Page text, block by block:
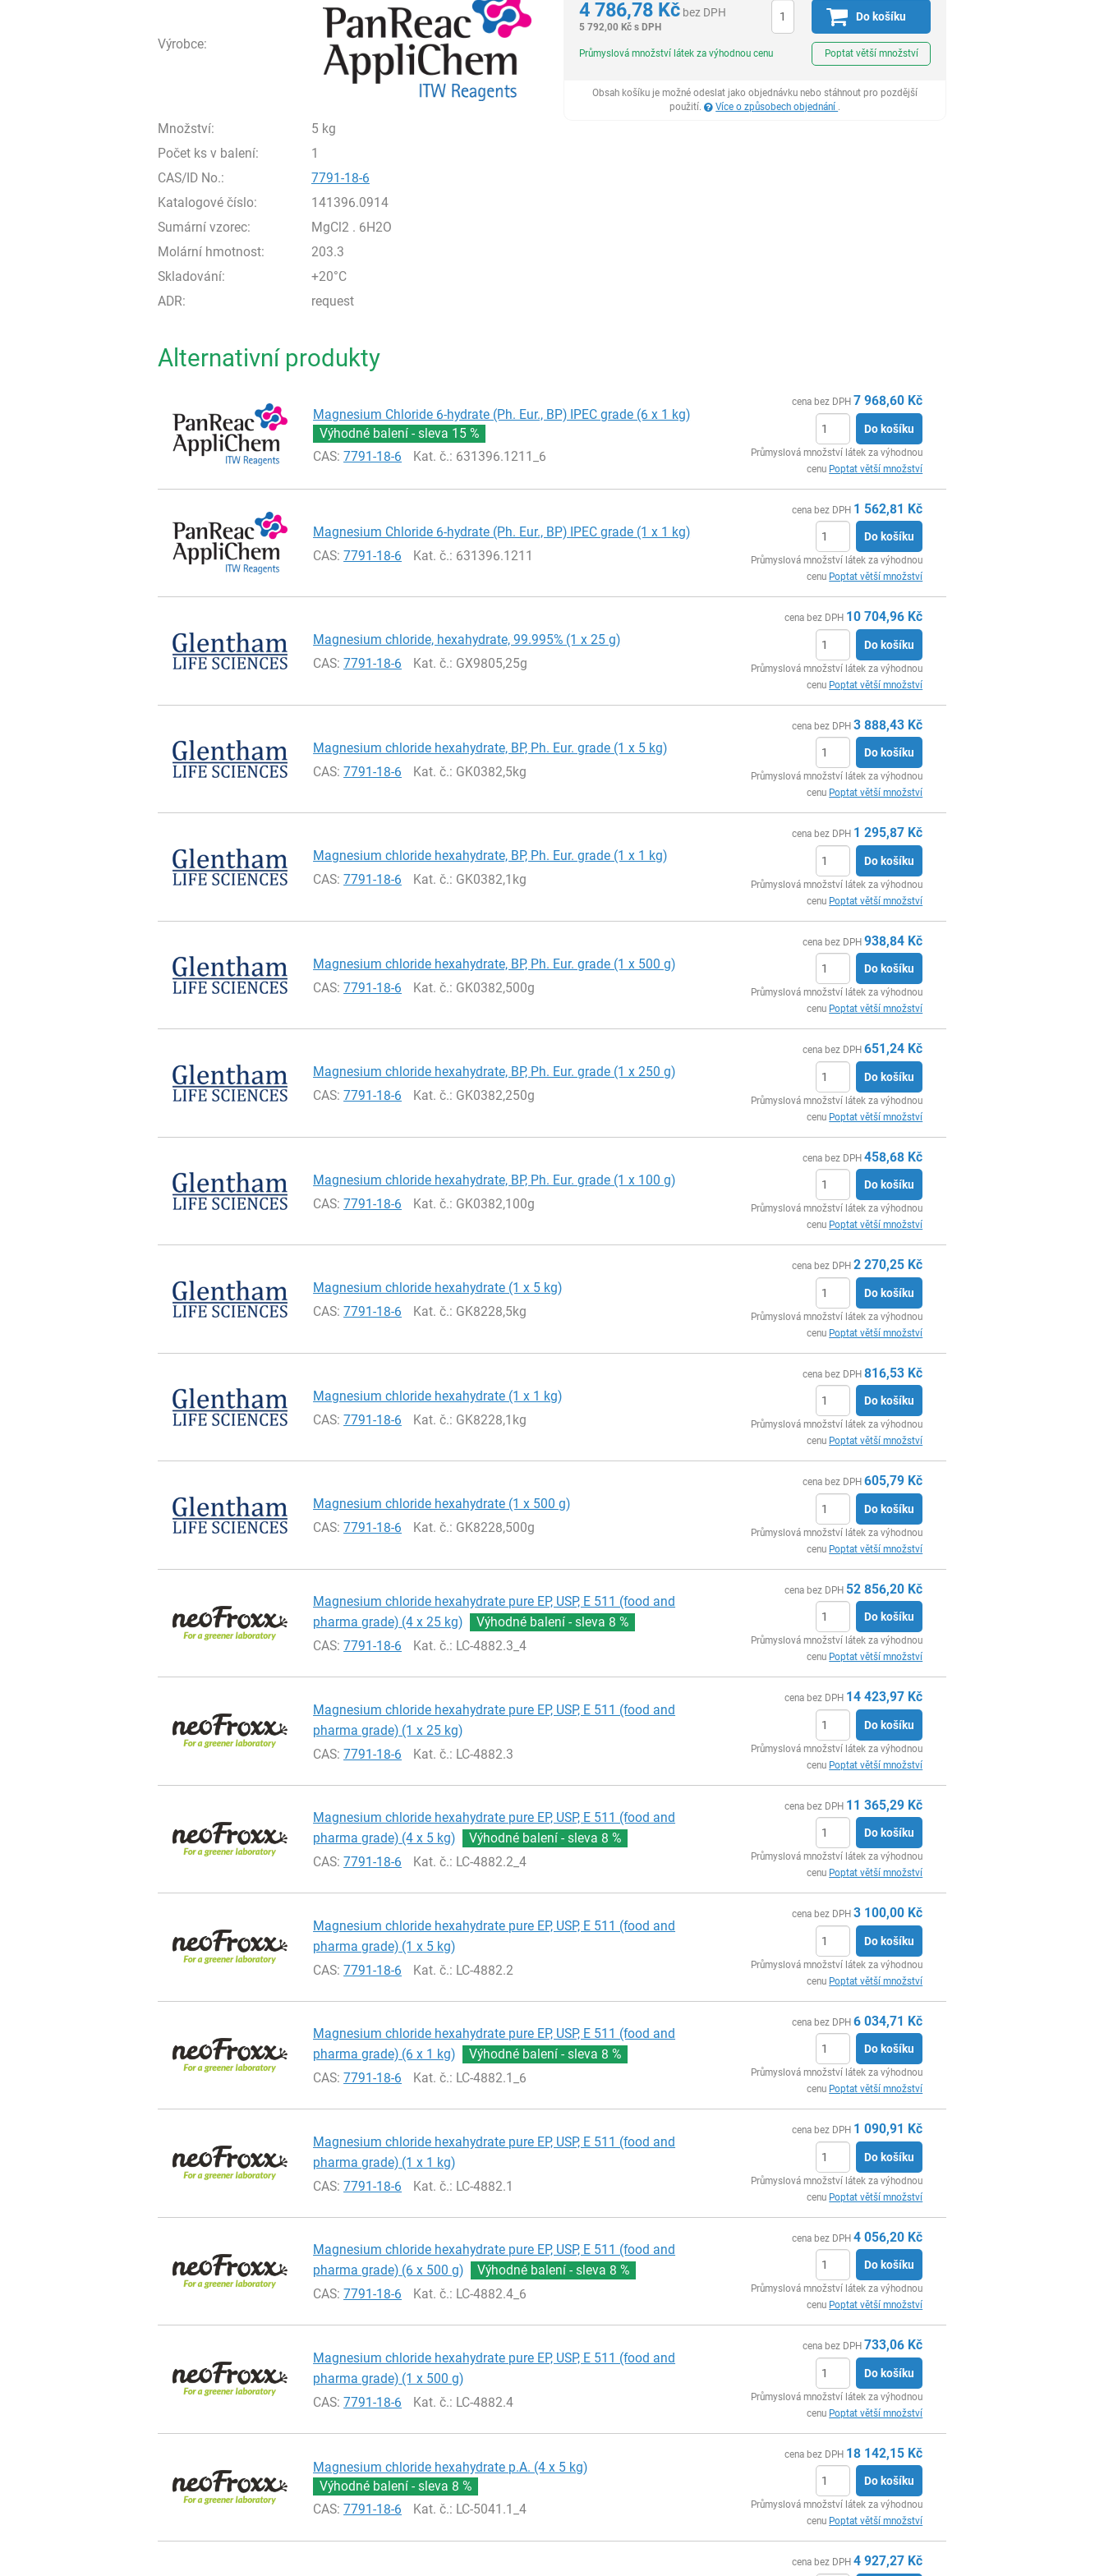
Výrobce:
Množství:
5 kg
Počet ks v balení:
1
CAS/ID No.:
7791-18-6
Katalogové číslo:
141396.0914
Sumární vzorec:
MgCl2 . 6H2O
Molární hmotnost:
203.3
Skladování:
+20°C
ADR:
request
4 786,78 Kč bez DPH
5 792,00 Kč s DPH
Do košíku
Průmyslová množství látek za výhodnou cenu Poptat větší množství
Obsah košíku je možné odeslat jako objednávku nebo stáhnout pro pozdější
použití.
Více o způsobech objednání .
Alternativní produkty
Magnesium Chloride 6-hydrate (Ph. Eur., BP) IPEC grade (6 x 1 kg)
Výhodné balení - sleva 15 %
CAS:7791-18-6 Kat. č.: 631396.1211_6
cena bez DPH 7 968,60 Kč
Do košíku
Průmyslová množství látek za výhodnou
cenu Poptat větší množství
Magnesium Chloride 6-hydrate (Ph. Eur., BP) IPEC grade (1 x 1 kg)
CAS:7791-18-6 Kat. č.: 631396.1211
cena bez DPH 1 562,81 Kč
Do košíku
Průmyslová množství látek za výhodnou
cenu Poptat větší množství
Magnesium chloride, hexahydrate, 99.995% (1 x 25 g)
CAS:7791-18-6 Kat. č.: GX9805,25g
cena bez DPH 10 704,96 Kč
Do košíku
Průmyslová množství látek za výhodnou
cenu Poptat větší množství
Magnesium chloride hexahydrate, BP, Ph. Eur. grade (1 x 5 kg)
CAS:7791-18-6 Kat. č.: GK0382,5kg
cena bez DPH 3 888,43 Kč
Do košíku
Průmyslová množství látek za výhodnou
cenu Poptat větší množství
Magnesium chloride hexahydrate, BP, Ph. Eur. grade (1 x 1 kg)
CAS:7791-18-6 Kat. č.: GK0382,1kg
cena bez DPH 1 295,87 Kč
Do košíku
Průmyslová množství látek za výhodnou
cenu Poptat větší množství
Magnesium chloride hexahydrate, BP, Ph. Eur. grade (1 x 500 g)
CAS:7791-18-6 Kat. č.: GK0382,500g
cena bez DPH 938,84 Kč
Do košíku
Průmyslová množství látek za výhodnou
cenu Poptat větší množství
Magnesium chloride hexahydrate, BP, Ph. Eur. grade (1 x 250 g)
CAS:7791-18-6 Kat. č.: GK0382,250g
cena bez DPH 651,24 Kč
Do košíku
Průmyslová množství látek za výhodnou
cenu Poptat větší množství
Magnesium chloride hexahydrate, BP, Ph. Eur. grade (1 x 100 g)
CAS:7791-18-6 Kat. č.: GK0382,100g
cena bez DPH 458,68 Kč
Do košíku
Průmyslová množství látek za výhodnou
cenu Poptat větší množství
Magnesium chloride hexahydrate (1 x 5 kg)
CAS:7791-18-6 Kat. č.: GK8228,5kg
cena bez DPH 2 270,25 Kč
Do košíku
Průmyslová množství látek za výhodnou
cenu Poptat větší množství
Magnesium chloride hexahydrate (1 x 1 kg)
CAS:7791-18-6 Kat. č.: GK8228,1kg
cena bez DPH 816,53 Kč
Do košíku
Průmyslová množství látek za výhodnou
cenu Poptat větší množství
Magnesium chloride hexahydrate (1 x 500 g)
CAS:7791-18-6 Kat. č.: GK8228,500g
cena bez DPH 605,79 Kč
Do košíku
Průmyslová množství látek za výhodnou
cenu Poptat větší množství
Magnesium chloride hexahydrate pure EP, USP, E 511 (food and
pharma grade) (4 x 25 kg)
Výhodné balení - sleva 8 %
CAS:7791-18-6 Kat. č.: LC-4882.3_4
cena bez DPH 52 856,20 Kč
Do košíku
Průmyslová množství látek za výhodnou
cenu Poptat větší množství
Magnesium chloride hexahydrate pure EP, USP, E 511 (food and
pharma grade) (1 x 25 kg)
CAS:7791-18-6 Kat. č.: LC-4882.3
cena bez DPH 14 423,97 Kč
Do košíku
Průmyslová množství látek za výhodnou
cenu Poptat větší množství
Magnesium chloride hexahydrate pure EP, USP, E 511 (food and
pharma grade) (4 x 5 kg)
Výhodné balení - sleva 8 %
CAS:7791-18-6 Kat. č.: LC-4882.2_4
cena bez DPH 11 365,29 Kč
Do košíku
Průmyslová množství látek za výhodnou
cenu Poptat větší množství
Magnesium chloride hexahydrate pure EP, USP, E 511 (food and
pharma grade) (1 x 5 kg)
CAS:7791-18-6 Kat. č.: LC-4882.2
cena bez DPH 3 100,00 Kč
Do košíku
Průmyslová množství látek za výhodnou
cenu Poptat větší množství
Magnesium chloride hexahydrate pure EP, USP, E 511 (food and
pharma grade) (6 x 1 kg)
Výhodné balení - sleva 8 %
CAS:7791-18-6 Kat. č.: LC-4882.1_6
cena bez DPH 6 034,71 Kč
Do košíku
Průmyslová množství látek za výhodnou
cenu Poptat větší množství
Magnesium chloride hexahydrate pure EP, USP, E 511 (food and
pharma grade) (1 x 1 kg)
CAS:7791-18-6 Kat. č.: LC-4882.1
cena bez DPH 1 090,91 Kč
Do košíku
Průmyslová množství látek za výhodnou
cenu Poptat větší množství
Magnesium chloride hexahydrate pure EP, USP, E 511 (food and
pharma grade) (6 x 500 g)
Výhodné balení - sleva 8 %
CAS:7791-18-6 Kat. č.: LC-4882.4_6
cena bez DPH 4 056,20 Kč
Do košíku
Průmyslová množství látek za výhodnou
cenu Poptat větší množství
Magnesium chloride hexahydrate pure EP, USP, E 511 (food and
pharma grade) (1 x 500 g)
CAS:7791-18-6 Kat. č.: LC-4882.4
cena bez DPH 733,06 Kč
Do košíku
Průmyslová množství látek za výhodnou
cenu Poptat větší množství
Magnesium chloride hexahydrate p.A. (4 x 5 kg)
Výhodné balení - sleva 8 %
CAS:7791-18-6 Kat. č.: LC-5041.1_4
cena bez DPH 18 142,15 Kč
Do košíku
Průmyslová množství látek za výhodnou
cenu Poptat větší množství
cena bez DPH 4 927,27 Kč